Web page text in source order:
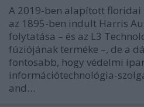
A 2019-ben alapított floridai
az 1895-ben indult Harris
folytatása – és az L3
fúziójának terméke –, de a
fontosabb, hogy védelmi
információtechnológia-
and…